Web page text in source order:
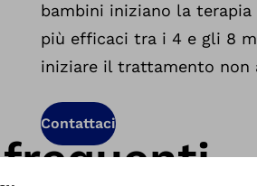
bambini iniziano la
più efficaci tra i 4 e gli 8
iniziare il trattamento non
Contattaci